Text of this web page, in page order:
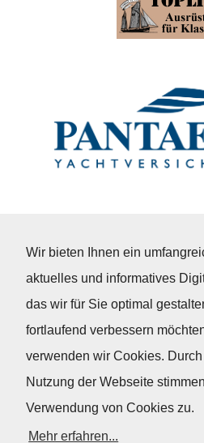
Wir bieten Ihnen ein
aktuelles und informatives
das wir für Sie optimal
fortlaufend verbessern
verwenden wir Cookies.
Nutzung der Webseite
Verwendung von Cookies zu.
Mehr erfahren...